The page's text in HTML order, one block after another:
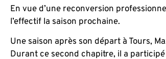
En vue d’une reconversion
l’effectif la saison prochaine.
Une saison après son départ à Tours,
Durant ce second chapitre, il a